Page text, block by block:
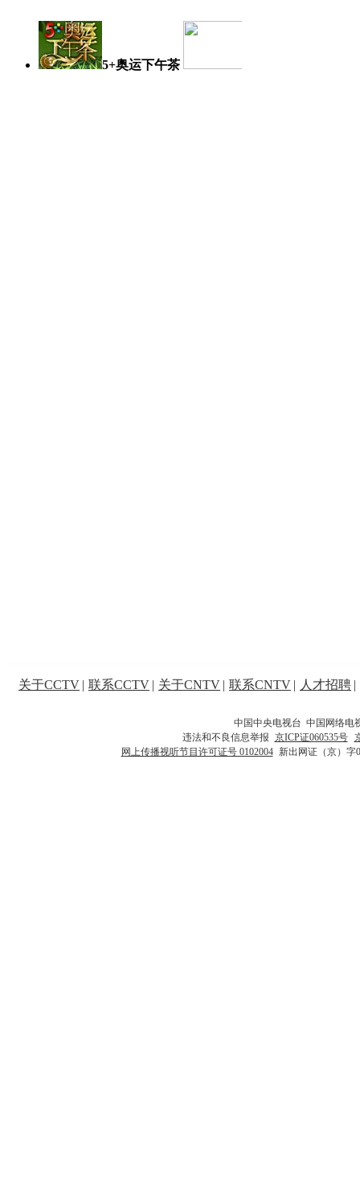
5+奥运下午茶
关于CCTV | 联系CCTV | 关于CNTV | 联系CNTV | 人才招聘 |
中国中央电视台 中国网络电
违法和不良信息举报 京ICP证060535号
网上传播视听节目许可证号 0102004 新出网证（京）